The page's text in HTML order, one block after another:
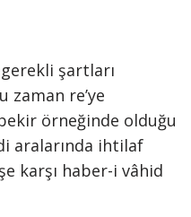
şartları
zaman re’ye
örneğinde olduğu
aralarında ihtilaf
karşı haber-i vâhid